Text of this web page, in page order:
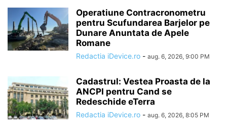
Operatiune Contracronometru
pentru Scufundarea Barjelor pe
Dunare Anuntata de Apele
Romane
Redactia iDevice.ro - aug. 6, 2026, 9:00 PM
Cadastrul: Vestea Proasta de la
ANCPI pentru Cand se
Redeschide eTerra
Redactia iDevice.ro - aug. 6, 2026, 8:05 PM